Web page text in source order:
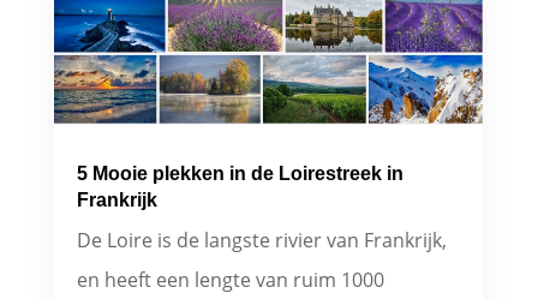
5 Mooie plekken in de Loirestreek in
Frankrijk
De Loire is de langste rivier van Frankrijk,
en heeft een lengte van ruim 1000